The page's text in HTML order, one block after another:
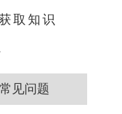
取知识
常见问题